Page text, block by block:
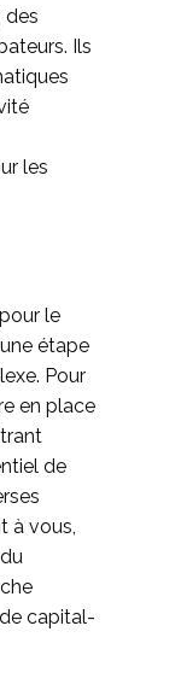
des
Ils
les
le
étape
Pour
en place
de
à vous,
capital-